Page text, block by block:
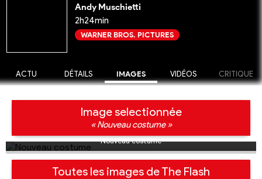
Andy Muschietti
2h24min
WARNER BROS. PICTURES
ACTU DÉTAILS IMAGES VIDÉOS CRITIQUE
Image selectionnée
« Nouveau costume »
Nouveau costume
Toutes les images de The Flash